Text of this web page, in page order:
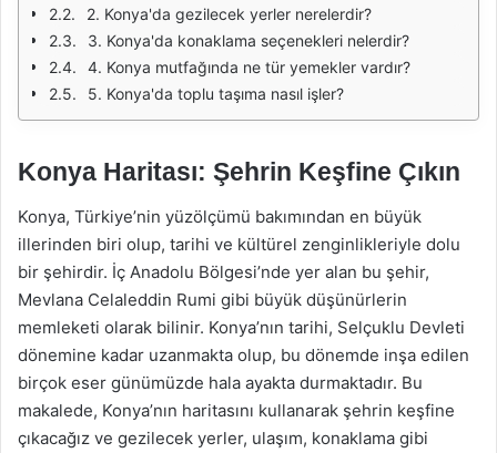
2. Konya'da gezilecek yerler nerelerdir?
3. Konya'da konaklama seçenekleri nelerdir?
4. Konya mutfağında ne tür yemekler vardır?
5. Konya'da toplu taşıma nasıl işler?
Konya Haritası: Şehrin Keşfine Çıkın
Konya, Türkiye’nin yüzölçümü bakımından en büyük
illerinden biri olup, tarihi ve kültürel zenginlikleriyle dolu
bir şehirdir. İç Anadolu Bölgesi’nde yer alan bu şehir,
Mevlana Celaleddin Rumi gibi büyük düşünürlerin
memleketi olarak bilinir. Konya’nın tarihi, Selçuklu Devleti
dönemine kadar uzanmakta olup, bu dönemde inşa edilen
birçok eser günümüzde hala ayakta durmaktadır. Bu
makalede, Konya’nın haritasını kullanarak şehrin keşfine
çıkacağız ve gezilecek yerler, ulaşım, konaklama gibi